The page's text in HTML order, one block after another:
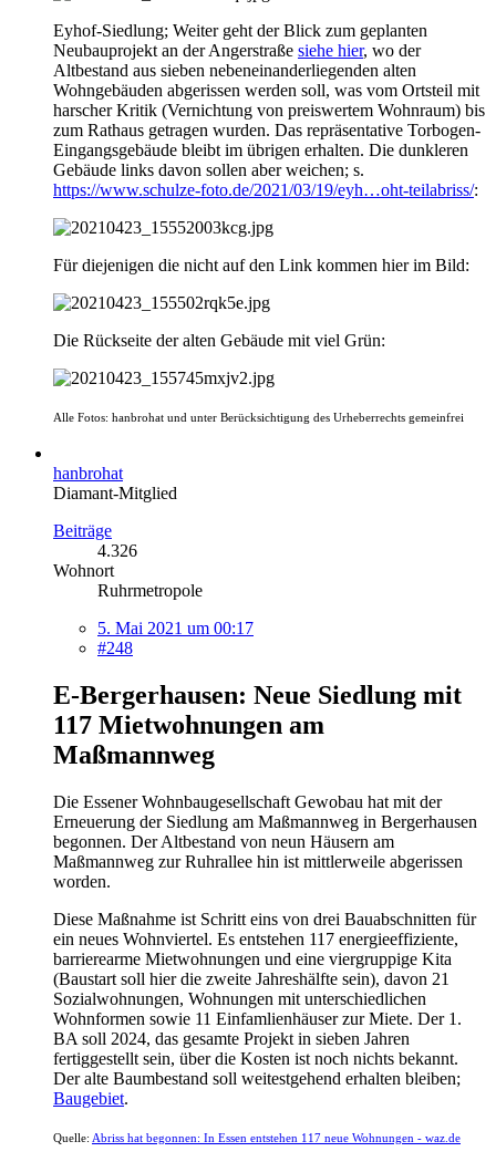
Eyhof-Siedlung; Weiter geht der Blick zum geplanten
Neubauprojekt an der Angerstraße siehe hier, wo der
Altbestand aus sieben nebeneinanderliegenden alten
Wohngebäuden abgerissen werden soll, was vom Ortsteil mit
harscher Kritik (Vernichtung von preiswertem Wohnraum) bis
zum Rathaus getragen wurden. Das repräsentative Torbogen-
Eingangsgebäude bleibt im übrigen erhalten. Die dunkleren
Gebäude links davon sollen aber weichen; s.
https://www.schulze-foto.de/2021/03/19/eyh…oht-teilabriss/:
Für diejenigen die nicht auf den Link kommen hier im Bild:
Die Rückseite der alten Gebäude mit viel Grün:
Alle Fotos: hanbrohat und unter Berücksichtigung des Urheberrechts gemeinfrei
hanbrohat
Diamant-Mitglied
Beiträge
4.326
Wohnort
Ruhrmetropole
5. Mai 2021 um 00:17
#248
E-Bergerhausen: Neue Siedlung mit
117 Mietwohnungen am
Maßmannweg
Die Essener Wohnbaugesellschaft Gewobau hat mit der
Erneuerung der Siedlung am Maßmannweg in Bergerhausen
begonnen. Der Altbestand von neun Häusern am
Maßmannweg zur Ruhrallee hin ist mittlerweile abgerissen
worden.
Diese Maßnahme ist Schritt eins von drei Bauabschnitten für
ein neues Wohnviertel. Es entstehen 117 energieeffiziente,
barrierearme Mietwohnungen und eine viergruppige Kita
(Baustart soll hier die zweite Jahreshälfte sein), davon 21
Sozialwohnungen, Wohnungen mit unterschiedlichen
Wohnformen sowie 11 Einfamlienhäuser zur Miete. Der 1.
BA soll 2024, das gesamte Projekt in sieben Jahren
fertiggestellt sein, über die Kosten ist noch nichts bekannt.
Der alte Baumbestand soll weitestgehend erhalten bleiben;
Baugebiet.
Quelle: Abriss hat begonnen: In Essen entstehen 117 neue Wohnungen - waz.de